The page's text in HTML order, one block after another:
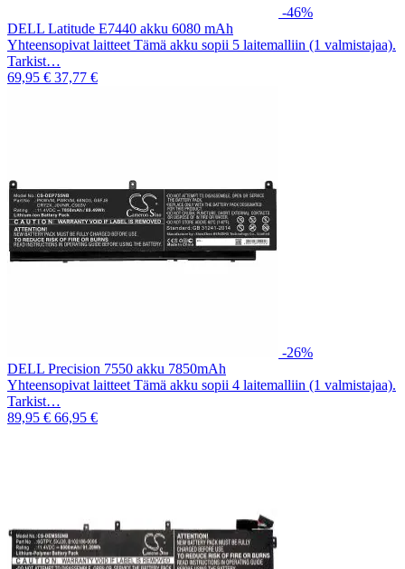
-46%
DELL Latitude E7440 akku 6080 mAh
Yhteensopivat laitteet Tämä akku sopii 5 laitemalliin (1 valmistajaa).
Tarkist…
69,95 € 37,77 €
-26%
DELL Precision 7550 akku 7850mAh
Yhteensopivat laitteet Tämä akku sopii 4 laitemalliin (1 valmistajaa).
Tarkist…
89,95 € 66,95 €